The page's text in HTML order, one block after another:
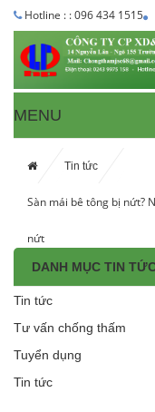
Hotline : : 096 434 1515
MENU
Tin tức
Sàn mái bê tông bị nứt?
nứt
DANH MỤC TIN
Tin tức
Tư vấn chống thấm
Tuyển dụng
Tin tức